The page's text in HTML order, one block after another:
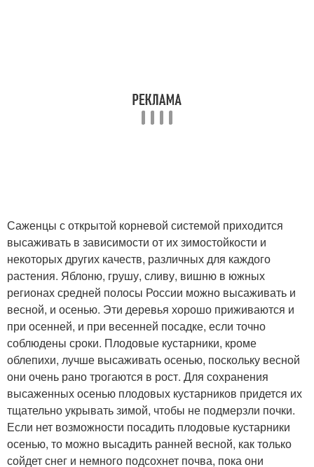
Саженцы с открытой корневой системой приходится
высаживать в зависимости от их зимостойкости и
некоторых других качеств, различных для каждого
растения. Яблоню, грушу, сливу, вишню в южных
регионах средней полосы России можно высаживать и
весной, и осенью. Эти деревья хорошо приживаются и
при осенней, и при весенней посадке, если точно
соблюдены сроки. Плодовые кустарники, кроме
облепихи, лучше высаживать осенью, поскольку весной
они очень рано трогаются в рост. Для сохранения
высаженных осенью плодовых кустарников придется их
тщательно укрывать зимой, чтобы не подмерзли почки.
Если нет возможности посадить плодовые кустарники
осенью, то можно высадить ранней весной, как только
сойдет снег и немного подсохнет почва, пока они